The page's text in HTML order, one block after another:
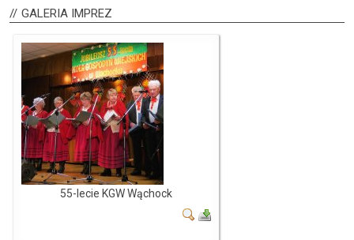
GALERIAIMPREZ
55-lecie KGW Wąchock